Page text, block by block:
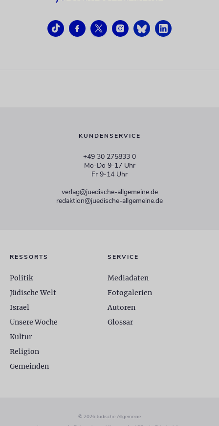
KUNDENSERVICE
+49 30 275833 0
Mo-Do 9-17 Uhr
Fr 9-14 Uhr
verlag@juedische-allgemeine.de
redaktion@juedische-allgemeine.de
RESSORTS
Politik
Jüdische Welt
Israel
Unsere Woche
Kultur
Religion
Gemeinden
SERVICE
Mediadaten
Fotogalerien
Autoren
Glossar
© 2026 Jüdische Allgemeine